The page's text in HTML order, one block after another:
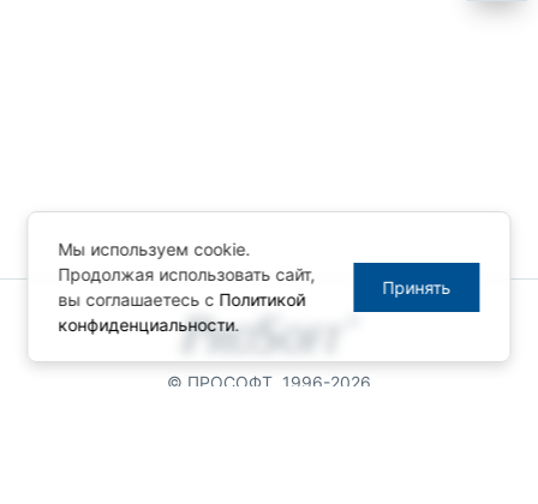
© ПРОСОФТ, 1996-2026
Мы используем cookie.
Продолжая использовать сайт,
вы соглашаетесь с Политикой
конфиденциальности.
Принять